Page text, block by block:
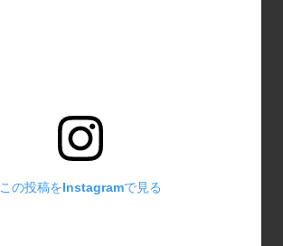
この投稿をInstagramで見る